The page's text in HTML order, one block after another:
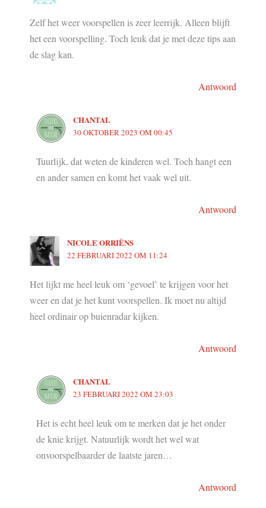
Zelf het weer voorspellen is zeer leerrijk. Alleen blijft
het een voorspelling. Toch leuk dat je met deze tips aan
de slag kan.
Antwoord
CHANTAL
30 OKTOBER 2023 OM 00:45
Tuurlijk, dat weten de kinderen wel. Toch hangt een
en ander samen en komt het vaak wel uit.
Antwoord
NICOLE ORRIËNS
22 FEBRUARI 2022 OM 11:24
Het lijkt me heel leuk om ‘gevoel’ te krijgen voor het
weer en dat je het kunt voorspellen. Ik moet nu altijd
heel ordinair op buienradar kijken.
Antwoord
CHANTAL
23 FEBRUARI 2022 OM 23:03
Het is echt heel leuk om te merken dat je het onder
de knie krijgt. Natuurlijk wordt het wel wat
onvoorspelbaarder de laatste jaren…
Antwoord